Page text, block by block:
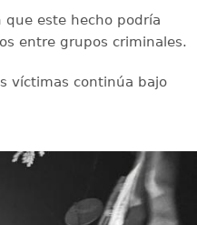
que este hecho podría
entre grupos criminales.
víctimas continúa bajo